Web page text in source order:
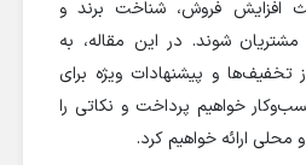
افزایش فروش، شناخت برند و
مشتریان شوند. در این مقاله، به
تخفیف‌ها و پیشنهادات ویژه برای
خواهیم پرداخت و نکاتی را
ارائه خواهیم کرد.